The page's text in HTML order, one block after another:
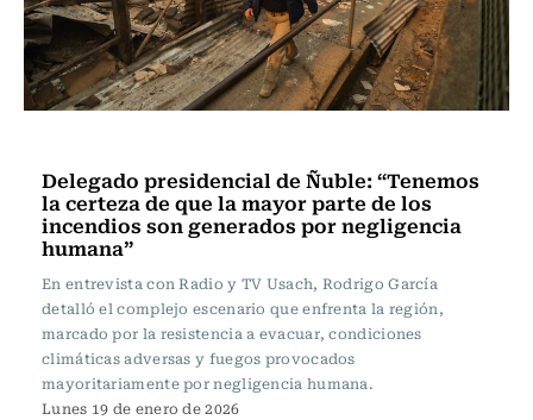
Delegado presidencial de Ñuble: “Tenemos
la certeza de que la mayor parte de los
incendios son generados por negligencia
humana”
En entrevista con Radio y TV Usach, Rodrigo García
detalló el complejo escenario que enfrenta la región,
marcado por la resistencia a evacuar, condiciones
climáticas adversas y fuegos provocados
mayoritariamente por negligencia humana.
Lunes 19 de enero de 2026